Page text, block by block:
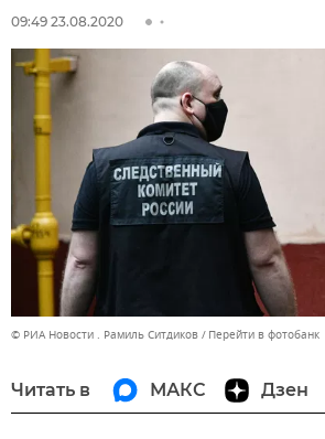
09:49 23.08.2020
© РИА Новости . Рамиль Ситдиков Перейти в фотобанк
Читать в МАКС Дзен